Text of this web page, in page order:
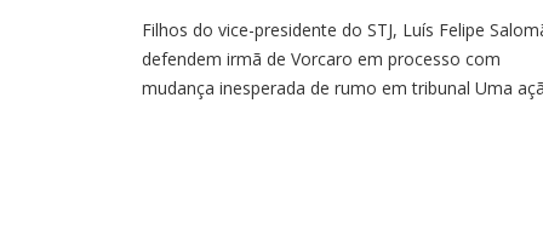
Filhos do vice-presidente do STJ, Luís Felipe
defendem irmã de Vorcaro em processo com
mudança inesperada de rumo em tribunal Uma